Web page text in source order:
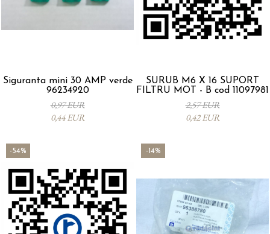
Siguranta mini 30 AMP verde
96234920
0,97 EUR
0,44 EUR
SURUB M6 X 16 SUPORT
FILTRU MOT - B cod 11097981
2,57 EUR
0,42 EUR
-54% -14%